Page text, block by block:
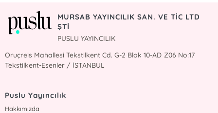
MURSAB YAYINCILIK SAN. VE TİC LTD
ŞTİ
PUSLU YAYINCILIK
Oruçreis Mahallesi Tekstilkent Cd. G-2 Blok 10-AD Z06 No:17
Tekstilkent-Esenler / İSTANBUL
Puslu Yayıncılık
Hakkımızda